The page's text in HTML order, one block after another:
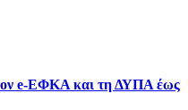
e-ΕΦΚΑ και τη ΔΥΠΑ έως